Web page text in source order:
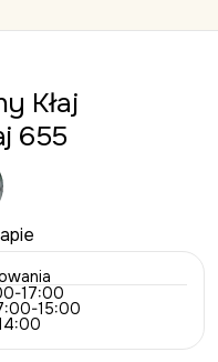
Kłaj
655
17:00
15:00